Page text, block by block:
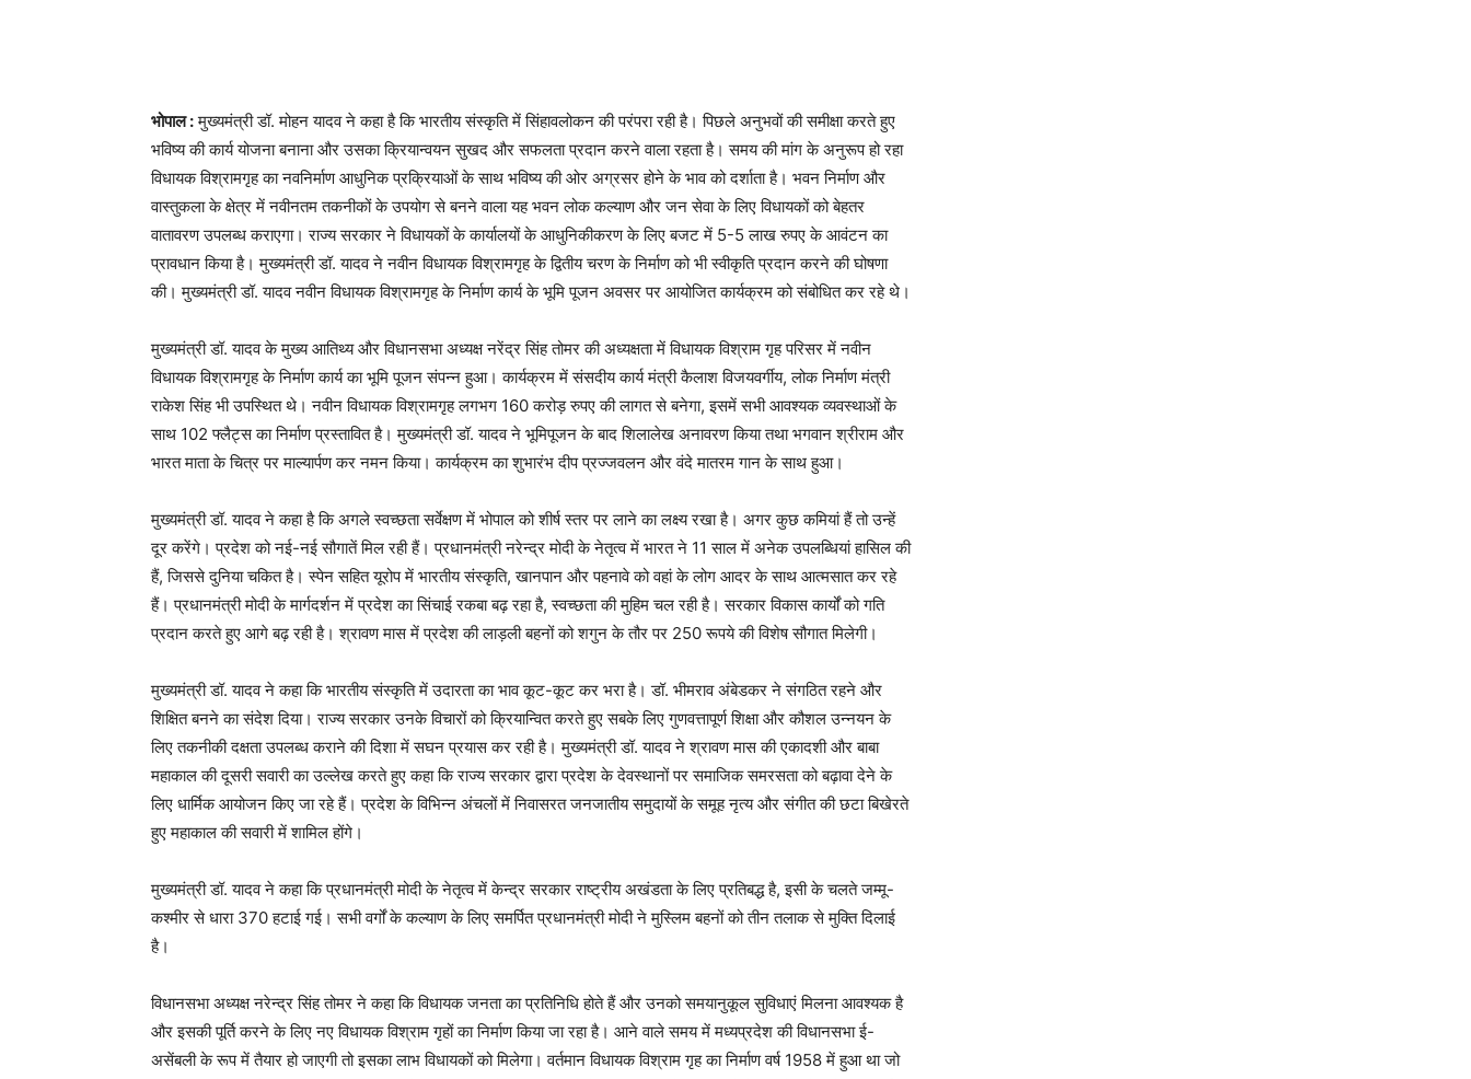
भोपाल :मुख्यमंत्री डॉ. मोहन यादव ने कहा है कि भारतीय संस्कृति में सिंहावलोकन की परंपरा रही है। पिछले अनुभवों की समीक्षा करते हुए
भविष्य की कार्य योजना बनाना और उसका क्रियान्वयन सुखद और सफलता प्रदान करने वाला रहता है। समय की मांग के अनुरूप हो रहा
विधायक विश्रामगृह का नवनिर्माण आधुनिक प्रक्रियाओं के साथ भविष्य की ओर अग्रसर होने के भाव को दर्शाता है। भवन निर्माण और
वास्तुकला के क्षेत्र में नवीनतम तकनीकों के उपयोग से बनने वाला यह भवन लोक कल्याण और जन सेवा के लिए विधायकों को बेहतर
वातावरण उपलब्ध कराएगा। राज्य सरकार ने विधायकों के कार्यालयों के आधुनिकीकरण के लिए बजट में 5-5 लाख रुपए के आवंटन का
प्रावधान किया है। मुख्यमंत्री डॉ. यादव ने नवीन विधायक विश्रामगृह के द्वितीय चरण के निर्माण को भी स्वीकृति प्रदान करने की घोषणा
की। मुख्यमंत्री डॉ. यादव नवीन विधायक विश्रामगृह के निर्माण कार्य के भूमि पूजन अवसर पर आयोजित कार्यक्रम को संबोधित कर रहे थे।
मुख्यमंत्री डॉ. यादव के मुख्य आतिथ्य और विधानसभा अध्यक्ष नरेंद्र सिंह तोमर की अध्यक्षता में विधायक विश्राम गृह परिसर में नवीन
विधायक विश्रामगृह के निर्माण कार्य का भूमि पूजन संपन्न हुआ। कार्यक्रम में संसदीय कार्य मंत्री कैलाश विजयवर्गीय, लोक निर्माण मंत्री
राकेश सिंह भी उपस्थित थे। नवीन विधायक विश्रामगृह लगभग 160 करोड़ रुपए की लागत से बनेगा, इसमें सभी आवश्यक व्यवस्थाओं के
साथ 102 फ्लैट्स का निर्माण प्रस्तावित है। मुख्यमंत्री डॉ. यादव ने भूमिपूजन के बाद शिलालेख अनावरण किया तथा भगवान श्रीराम और
भारत माता के चित्र पर माल्यार्पण कर नमन किया। कार्यक्रम का शुभारंभ दीप प्रज्जवलन और वंदे मातरम गान के साथ हुआ।
मुख्यमंत्री डॉ. यादव ने कहा है कि अगले स्वच्छता सर्वेक्षण में भोपाल को शीर्ष स्तर पर लाने का लक्ष्य रखा है। अगर कुछ कमियां हैं तो उन्हें
दूर करेंगे। प्रदेश को नई-नई सौगातें मिल रही हैं। प्रधानमंत्री नरेन्द्र मोदी के नेतृत्व में भारत ने 11 साल में अनेक उपलब्धियां हासिल की
हैं, जिससे दुनिया चकित है। स्पेन सहित यूरोप में भारतीय संस्कृति, खानपान और पहनावे को वहां के लोग आदर के साथ आत्मसात कर रहे
हैं। प्रधानमंत्री मोदी के मार्गदर्शन में प्रदेश का सिंचाई रकबा बढ़ रहा है, स्वच्छता की मुहिम चल रही है। सरकार विकास कार्यों को गति
प्रदान करते हुए आगे बढ़ रही है। श्रावण मास में प्रदेश की लाड़ली बहनों को शगुन के तौर पर 250 रूपये की विशेष सौगात मिलेगी।
मुख्यमंत्री डॉ. यादव ने कहा कि भारतीय संस्कृति में उदारता का भाव कूट-कूट कर भरा है। डॉ. भीमराव अंबेडकर ने संगठित रहने और
शिक्षित बनने का संदेश दिया। राज्य सरकार उनके विचारों को क्रियान्वित करते हुए सबके लिए गुणवत्तापूर्ण शिक्षा और कौशल उन्नयन के
लिए तकनीकी दक्षता उपलब्ध कराने की दिशा में सघन प्रयास कर रही है। मुख्यमंत्री डॉ. यादव ने श्रावण मास की एकादशी और बाबा
महाकाल की दूसरी सवारी का उल्लेख करते हुए कहा कि राज्य सरकार द्वारा प्रदेश के देवस्थानों पर समाजिक समरसता को बढ़ावा देने के
लिए धार्मिक आयोजन किए जा रहे हैं। प्रदेश के विभिन्न अंचलों में निवासरत जनजातीय समुदायों के समूह नृत्य और संगीत की छटा बिखेरते
हुए महाकाल की सवारी में शामिल होंगे।
मुख्यमंत्री डॉ. यादव ने कहा कि प्रधानमंत्री मोदी के नेतृत्व में केन्द्र सरकार राष्ट्रीय अखंडता के लिए प्रतिबद्ध है, इसी के चलते जम्मू-
कश्मीर से धारा 370 हटाई गई। सभी वर्गों के कल्याण के लिए समर्पित प्रधानमंत्री मोदी ने मुस्लिम बहनों को तीन तलाक से मुक्ति दिलाई
है।
विधानसभा अध्यक्ष नरेन्द्र सिंह तोमर ने कहा कि विधायक जनता का प्रतिनिधि होते हैं और उनको समयानुकूल सुविधाएं मिलना आवश्यक है
और इसकी पूर्ति करने के लिए नए विधायक विश्राम गृहों का निर्माण किया जा रहा है। आने वाले समय में मध्यप्रदेश की विधानसभा ई-
असेंबली के रूप में तैयार हो जाएगी तो इसका लाभ विधायकों को मिलेगा। वर्तमान विधायक विश्राम गृह का निर्माण वर्ष 1958 में हुआ था जो